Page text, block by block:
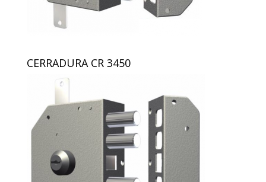
CERRADURA CR 3450